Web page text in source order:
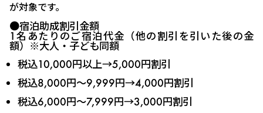
が対象です。
●宿泊助成割引金額
1名あたりのご宿泊代金（他の割引を引いた後の金
額）※大人・子ども同額
税込10,000円以上→5,000円割引
税込8,000円～9,999円→4,000円割引
税込6,000円～7,999円→3,000円割引